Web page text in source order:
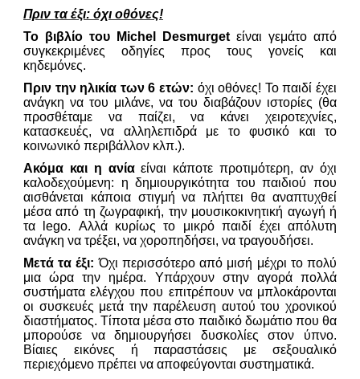
Πριν τα έξι: όχι οθόνες!
Το βιβλίο του Michel Desmurget είναι γεμάτο από
συγκεκριμένες οδηγίες προς τους γονείς και
κηδεμόνες.
Πριν την ηλικία των 6 ετών: όχι οθόνες! Το παιδί έχει
ανάγκη να του μιλάνε, να του διαβάζουν ιστορίες (θα
προσθέταμε να παίζει, να κάνει χειροτεχνίες,
κατασκευές, να αλληλεπιδρά με το φυσικό και το
κοινωνικό περιβάλλον κλπ.).
Ακόμα και η ανίαείναι κάποτε προτιμότερη, αν όχι
καλοδεχούμενη: η δημιουργικότητα του παιδιού που
αισθάνεται κάποια στιγμή να πλήττει θα αναπτυχθεί
μέσα από τη ζωγραφική, την μουσικοκινητική αγωγή ή
τα lego. Αλλά κυρίως το μικρό παιδί έχει απόλυτη
ανάγκη να τρέξει, να χοροπηδήσει, να τραγουδήσει.
Μετά τα έξι: Όχι περισσότερο από μισή μέχρι το πολύ
μια ώρα την ημέρα. Υπάρχουν στην αγορά πολλά
συστήματα ελέγχου που επιτρέπουν να μπλοκάρονται
οι συσκευές μετά την παρέλευση αυτού του χρονικού
διαστήματος. Τίποτα μέσα στο παιδικό δωμάτιο που θα
μπορούσε να δημιουργήσει δυσκολίες στον ύπνο.
Βίαιες εικόνες ή παραστάσεις με σεξουαλικό
περιεχόμενο πρέπει να αποφεύγονται συστηματικά.